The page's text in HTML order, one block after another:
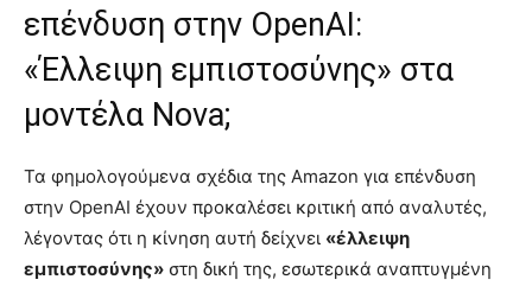
επένδυση στην OpenAI:
«Έλλειψη εμπιστοσύνης» στα
μοντέλα Nova;
Τα φημολογούμενα σχέδια της Amazon για επένδυση
στην OpenAI έχουν προκαλέσει κριτική από αναλυτές,
λέγοντας ότι η κίνηση αυτή δείχνει «έλλειψη
εμπιστοσύνης» στη δική της, εσωτερικά αναπτυγμένη